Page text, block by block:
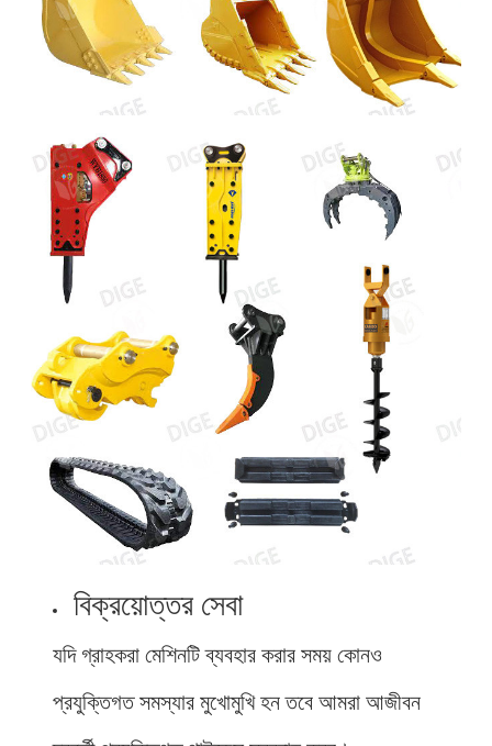
বিক্রয়োত্তর সেবা
যদি গ্রাহকরা মেশিনটি ব্যবহার করার সময় কোনও
প্রযুক্তিগত সমস্যার মুখোমুখি হন তবে আমরা আজীবন